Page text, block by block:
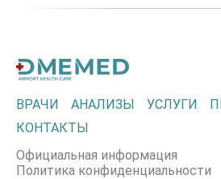
ВРАЧИ АНАЛИЗЫ УСЛУГИ
КОНТАКТЫ
Официальная информация
Политика конфиденциальности